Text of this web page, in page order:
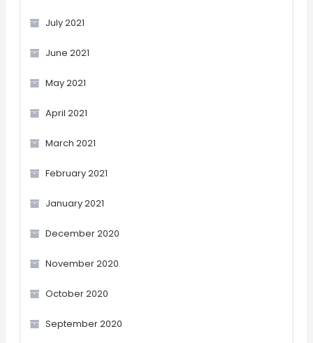
July 2021
June 2021
May 2021
April 2021
March 2021
February 2021
January 2021
December 2020
November 2020
October 2020
September 2020